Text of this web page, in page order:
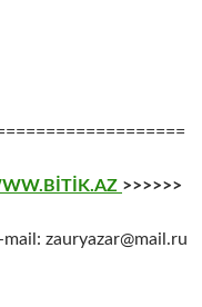
>>>>>>
zauryazar@mail.ru